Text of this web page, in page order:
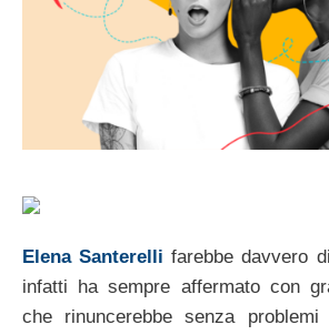
Elena Santerelli farebbe davvero
infatti ha sempre affermato con
che rinuncerebbe senza